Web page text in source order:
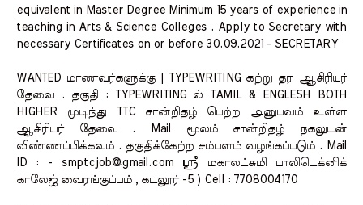
equivalent in Master Degree Minimum 15 years of experience in
teaching in Arts & Science Colleges . Apply to Secretary with
necessary Certificates on or before 30.09.2021 - SECRETARY
WANTED மாணவர்களுக்கு | TYPEWRITING கற்று தர ஆசிரியர்
தேவை . தகுதி : TYPEWRITING ல் TAMIL & ENGLESH BOTH
HIGHER முடிந்து TTC சான்றிதழ் பெற்ற அனுபவம் உள்ள
ஆசிரியர் தேவை . Mail மூலம் சான்றிதழ் நகலுடன்
விண்ணப்பிக்கவும் . தகுதிக்கேற்ற சம்பளம் வழங்கப்படும் . Mail
ID : - smptcjob@gmail.com ஸ்ரீ மகாலட்சுமி பாலிடெக்னிக்
காலேஜ் வைரங்குப்பம் , கடலூர் -5 ) Cell : 7708004170